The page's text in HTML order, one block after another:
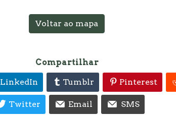
Voltar ao mapa
Compartilhar
LinkedIn Tumblr Pinterest
Twitter Email SMS